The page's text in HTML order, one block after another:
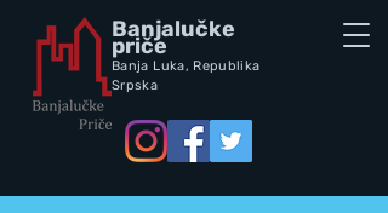
Banjalučke
priče
Banja Luka, Republika
Srpska